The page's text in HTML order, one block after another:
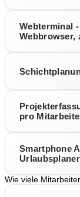
Webterminal
Webbrowser,
pro
Smartphone
Wie viele